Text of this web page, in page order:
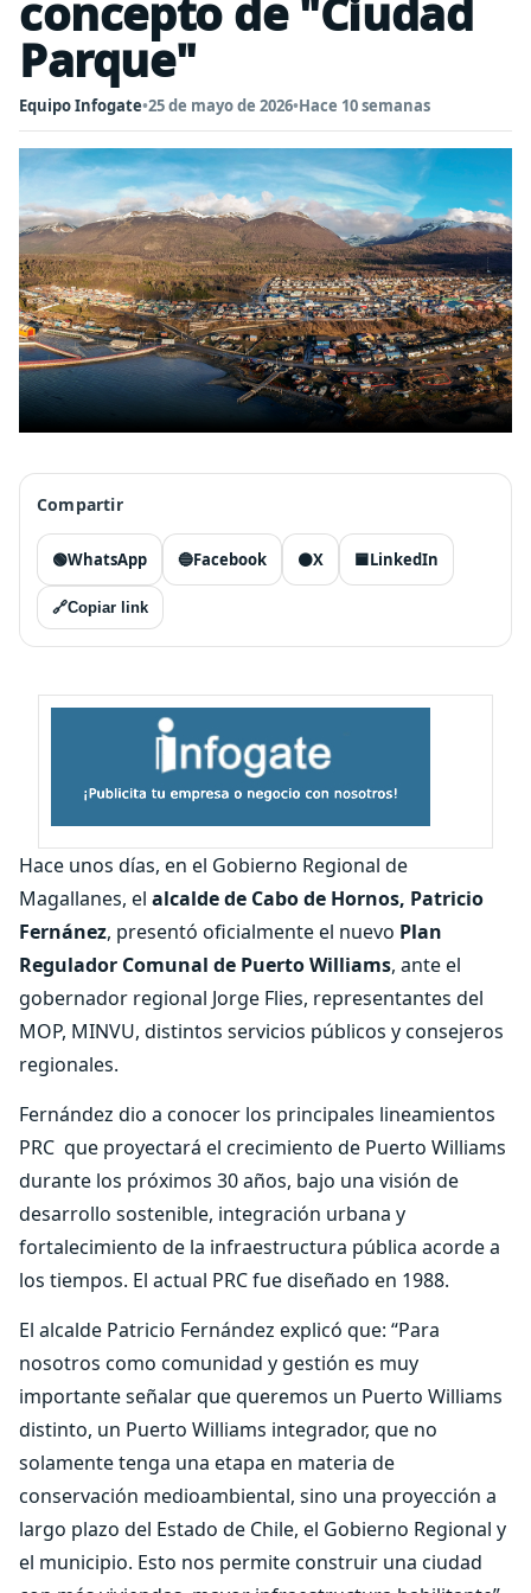
concepto de "Ciudad
Parque"
Equipo Infogate•25 de mayo de 2026•Hace 10 semanas
Compartir
🟢WhatsApp 🔵Facebook ⚫X 🟦LinkedIn
🔗Copiar link
Hace unos días, en el Gobierno Regional de
Magallanes, el alcalde de Cabo de Hornos, Patricio
Fernánez, presentó oficialmente el nuevo Plan
Regulador Comunal de Puerto Williams, ante el
gobernador regional Jorge Flies, representantes del
MOP, MINVU, distintos servicios públicos y consejeros
regionales.
Fernández dio a conocer los principales lineamientos
PRC que proyectará el crecimiento de Puerto Williams
durante los próximos 30 años, bajo una visión de
desarrollo sostenible, integración urbana y
fortalecimiento de la infraestructura pública acorde a
los tiempos. El actual PRC fue diseñado en 1988.
El alcalde Patricio Fernández explicó que: “Para
nosotros como comunidad y gestión es muy
importante señalar que queremos un Puerto Williams
distinto, un Puerto Williams integrador, que no
solamente tenga una etapa en materia de
conservación medioambiental, sino una proyección a
largo plazo del Estado de Chile, el Gobierno Regional y
el municipio. Esto nos permite construir una ciudad